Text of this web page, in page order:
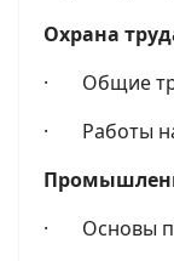
Охрана
· Общие
· Работы
· Основы